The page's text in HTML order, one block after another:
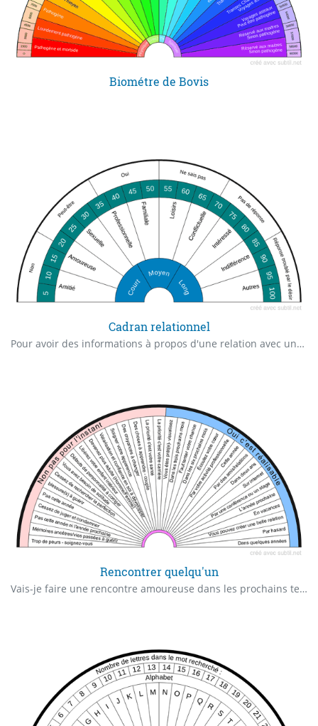
Biométre de Bovis
Cadran relationnel
Pour avoir des informations à propos d'une relation avec une personne
Rencontrer quelqu'un
Vais-je faire une rencontre amoureuse dans les prochains temps? Vais-je rencontrer quelqu'un?